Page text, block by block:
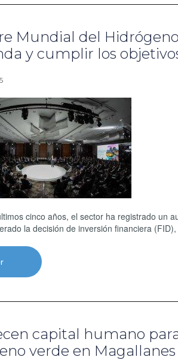
Mundial del
y cumplir los
cinco años, el sector ha registrado un
la decisión de inversión financiera
capital humano
verde en Magallanes